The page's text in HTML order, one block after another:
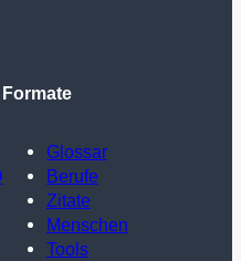
Formate
Glossar
Berufe
Zitate
Menschen
Tools